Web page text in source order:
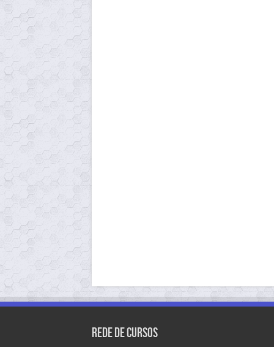
Rede de Cursos